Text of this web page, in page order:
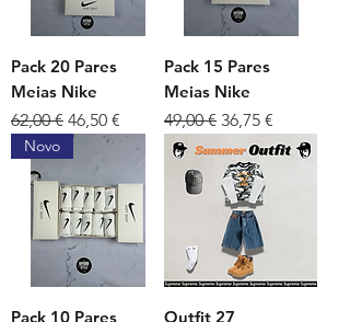
Pack 20 Pares
Meias Nike
Preço normal
62,00 € Preço promocional
46,50 €
Pack 15 Pares
Meias Nike
Preço normal
49,00 € Preço
36,75 €
Novo
Pack 10 Pares
Outfit 27